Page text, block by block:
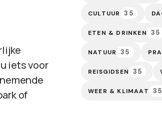
iets voor
of
CULTUUR 35
ETEN & DRINKEN 35
NATUUR 35
REISGIDSEN 35
WEER & KLIMAAT 35